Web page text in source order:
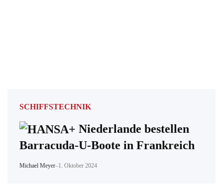
SCHIFFSTECHNIK
Niederlande bestellen
Barracuda-U-Boote in Frankreich
Michael Meyer–1. Oktober 2024